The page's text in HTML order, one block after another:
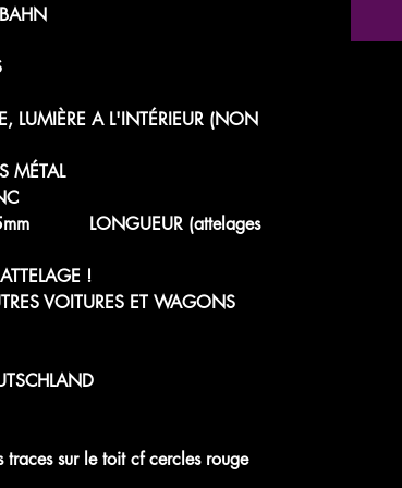
LUMIÈRE A L'INTÉRIEUR (NON
MÉTAL
LONGUEUR (attelages
!
VOITURES ET WAGONS
traces sur le toit cf cercles rouge